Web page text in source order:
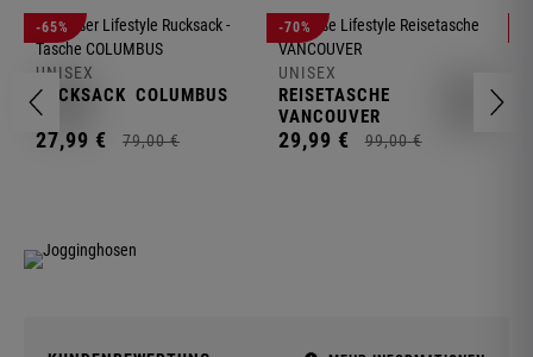
-65%
UNISEX
RUCKSACK COLUMBUS
27,99 € 79,00 €
-70%
UNISEX
REISETASCHE
VANCOUVER
29,99 € 99,00 €